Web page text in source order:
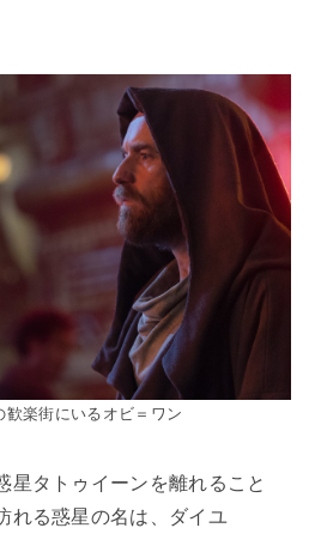
歓楽街にいるオビ＝ワン
星タトゥイーンを離れること
れる惑星の名は、ダイユ